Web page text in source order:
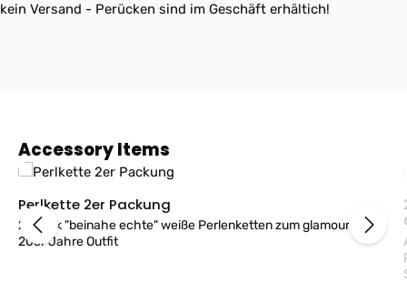
kein Versand - Perücken sind im Geschäft erhältich!
Produktgalerie überspringen
Accessory Items
Perlkette 2er Packung
2 Stück "beinahe echte" weiße Perlenketten zum glamourösen
20er Jahre Outfit